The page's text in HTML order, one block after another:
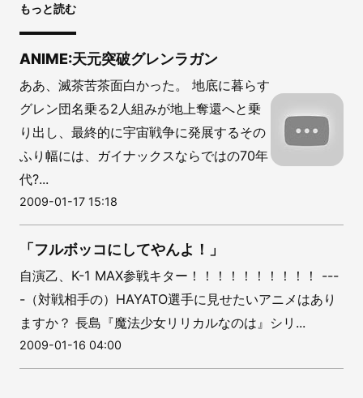
もっと読む
ANIME:天元突破グレンラガン
ああ、滅茶苦茶面白かった。 地底に暮らす
グレン団名乗る2人組みが地上奪還へと乗
り出し、最終的に宇宙戦争に発展するその
ふり幅には、ガイナックスならではの70年
代?...
2009-01-17 15:18
「フルボッコにしてやんよ！」
自演乙、K-1 MAX参戦キター！！！！！！！！！！ ---
-（対戦相手の）HAYATO選手に見せたいアニメはあり
ますか？ 長島『魔法少女リリカルなのは』シリ...
2009-01-16 04:00